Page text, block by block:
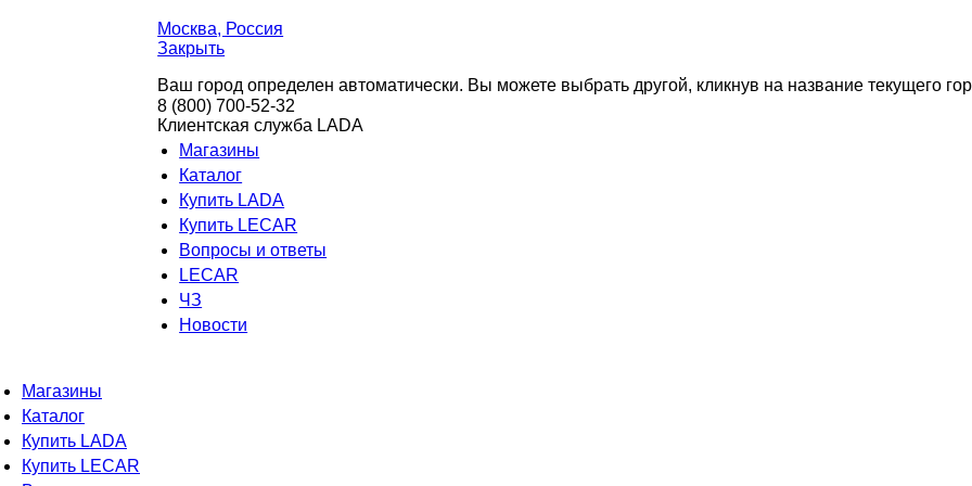
Москва, Россия
Закрыть
Ваш город определен автоматически. Вы можете выбрать другой, кликнув на название текущего
8 (800) 700-52-32
Клиентская служба LADA
Магазины
Каталог
Купить LADA
Купить LECAR
Вопросы и ответы
LECAR
ЧЗ
Новости
Магазины
Каталог
Купить LADA
Купить LECAR